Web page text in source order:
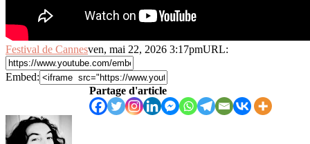
Festival de Cannesven, mai 22, 2026 3:17pmURL:
Embed:
Partage d'article